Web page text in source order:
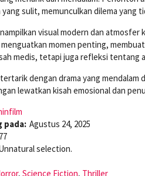
sulit, memunculkan dilema yang
visual modern dan
momen penting,
medis, tetapi juga refleksi tentang
dengan drama yang
lewatkan kisah emosional dan
pada: Agustus 24, 2025
selection.
, Science Fiction, Thriller